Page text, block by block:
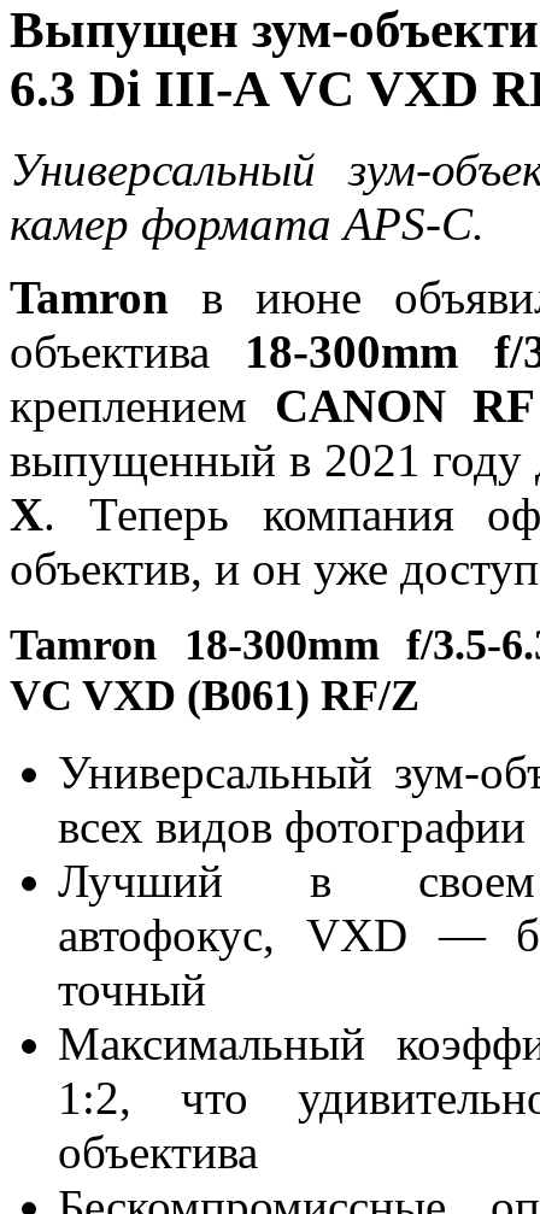
Выпущен зум-
6.3 Di III-A VC VXD
Универсальный зум-
камер формата APS-C.
Tamron в июне
объектива 18-300mm
креплением CANON RF
выпущенный в 2021 году
X. Теперь компания
объектив, и он уже
Tamron 18-300mm f/
VC VXD (B061) RF/Z
Универсальный зум-
всех видов фотографии
Лучший в своем
автофокус, VXD —
точный
Максимальный
1:2, что
объектива